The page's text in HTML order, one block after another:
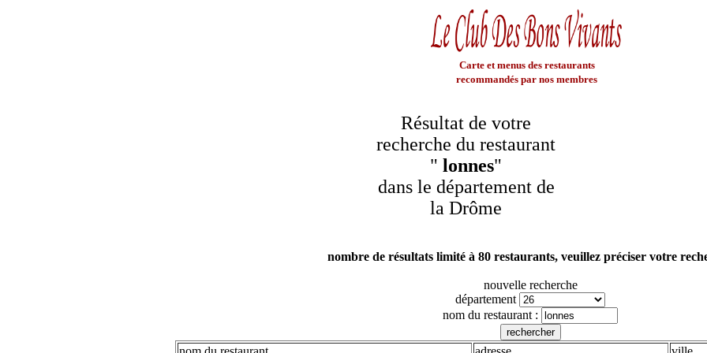
Carte et menus des restaurants
recommandés par nos membres
Résultat de votre
recherche du restaurant
" lonnes"
dans le département de
la Drôme
nombre de résultats limité à 80 restaurants, veuillez préciser votre
nouvelle recherche
département
nom du restaurant :